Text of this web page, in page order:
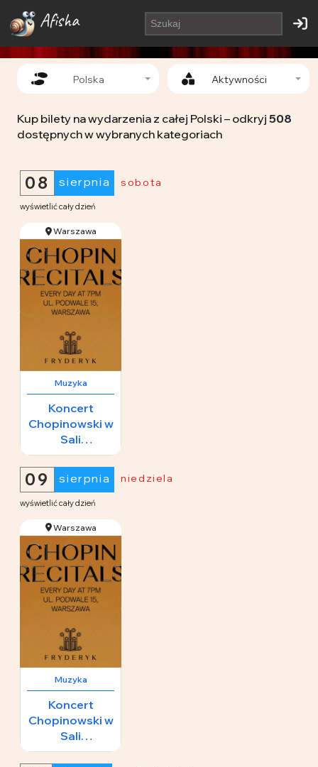
Afisha
Kup bilety na wydarzenia z całej Polski – odkryj 508
dostępnych w wybranych kategoriach
Polska Aktywności
sobota
sierpnia
08
wyświetlić cały dzień
Warszawa
Muzyka
Koncert
Chopinowski w
Sali
Koncertowej
Fryderyk
niedziela
sierpnia
09
wyświetlić cały dzień
Warszawa
Muzyka
Koncert
Chopinowski w
Sali
Koncertowej